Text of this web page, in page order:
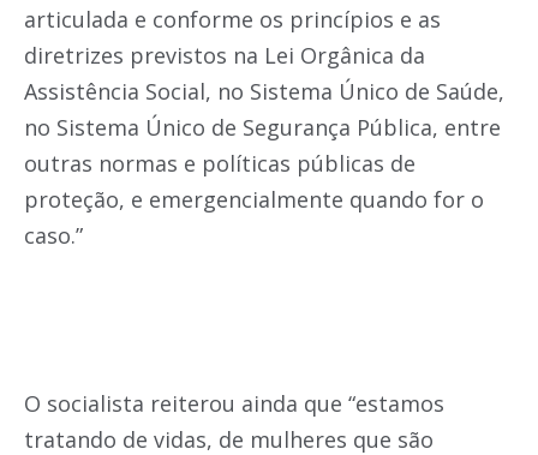
articulada e conforme os princípios e as
diretrizes previstos na Lei Orgânica da
Assistência Social, no Sistema Único de Saúde,
no Sistema Único de Segurança Pública, entre
outras normas e políticas públicas de
proteção, e emergencialmente quando for o
caso.”
O socialista reiterou ainda que “estamos
tratando de vidas, de mulheres que são